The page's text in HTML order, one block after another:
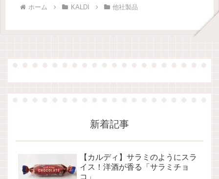
ホーム KALDI 他社製品
新着記事
【カルディ】サラミのようにスラ
イス！洋酒が香る「サラミチョ
コ」